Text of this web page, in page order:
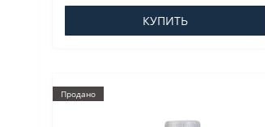
КУПИТЬ
Продано